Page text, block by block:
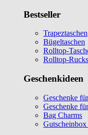
Bestseller
Trapeztaschen
Bügeltaschen
Rolltop-
Rolltop-
Geschenkideen
Geschenke
Geschenke
Bag Charms